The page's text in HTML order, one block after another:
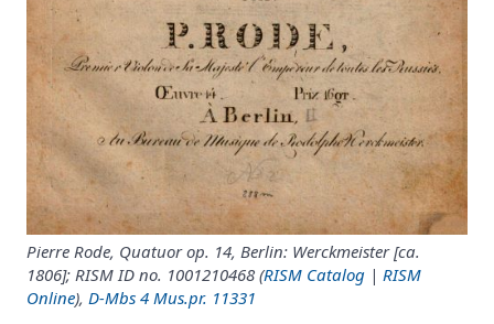
Pierre Rode, Quatuor op. 14, Berlin: Werckmeister [ca.
1806]; RISM ID no. 1001210468 (RISM Catalog | RISM
Online), D-Mbs 4 Mus.pr. 11331